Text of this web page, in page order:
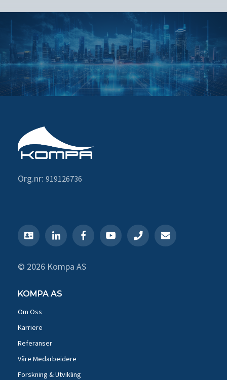
Org.nr: 919126736
© 2026 Kompa AS
KOMPA AS
Om Oss
Karriere
Referanser
Våre Medarbeidere
Forskning & Utvikling